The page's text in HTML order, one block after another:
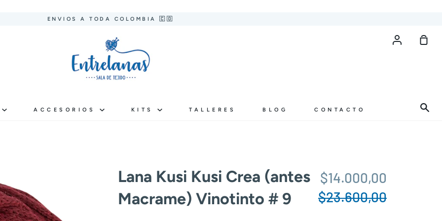
ENVIOS A TODA COLOMBIA 🇨🇴
Cuenta
ACCESORIOS KITS TALLERES BLOG CONTACTO
Lana Kusi Kusi Crea (antes
Macrame) Vinotinto # 9
$14.000,00
habitual
$23.600,00